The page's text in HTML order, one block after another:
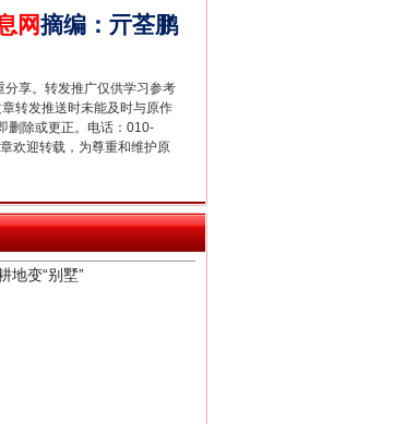
网摘编 ： 亓荃鹏
分享。转发推广仅供学习参考
转发推送时未能及时与原作
删除或更正。电话：010-
欢迎转载，为尊重和维护原